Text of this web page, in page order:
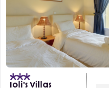
Ioli's Villas